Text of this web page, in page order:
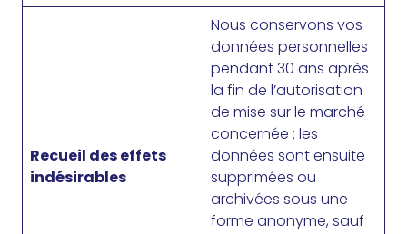
Recueil des effets
indésirables
Nous conservons vos
données personnelles
pendant 30 ans après
la fin de l’autorisation
de mise sur le marché
concernée ; les
données sont ensuite
supprimées ou
archivées sous une
forme anonyme, sauf